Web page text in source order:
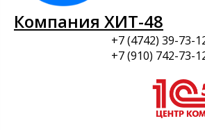
Компания ХИТ-48
+7 (4742) 39-73-
+7 (910) 742-73-